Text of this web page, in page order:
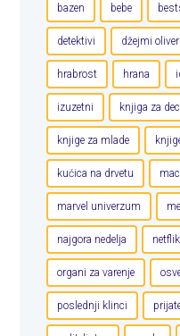
bazen bebe
detektivi džejmi oliver
hrabrost hrana
izuzetni knjiga za
knjige za mlade
kućica na drvetu
marvel univerzum
najgora nedelja
organi za varenje
poslednji klinci